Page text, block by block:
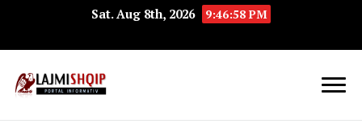
Sat. Aug 8th, 2026 9:46:59 PM